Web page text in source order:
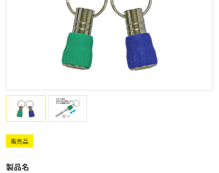
販売品
製品名